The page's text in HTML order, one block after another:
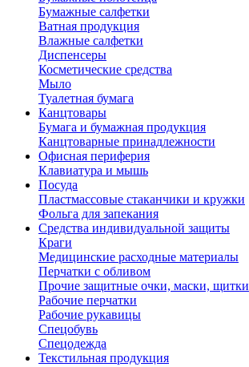
Бумажные салфетки
Ватная продукция
Влажные салфетки
Диспенсеры
Косметические средства
Мыло
Туалетная бумага
Канцтовары
Бумага и бумажная продукция
Канцтоварные принадлежности
Офисная периферия
Клавиатура и мышь
Посуда
Пластмассовые стаканчики и кружки
Фольга для запекания
Средства индивидуальной защиты
Краги
Медицинские расходные материалы
Перчатки с обливом
Прочие защитные очки, маски, щитки
Рабочие перчатки
Рабочие рукавицы
Спецобувь
Спецодежда
Текстильная продукция